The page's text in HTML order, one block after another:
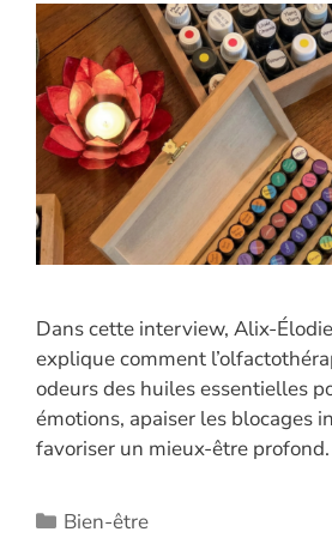
Dans cette interview, Alix-
explique comment
odeurs des huiles essentielles
émotions, apaiser les blocages
favoriser un mieux-être profond.
Catégories
Bien-être